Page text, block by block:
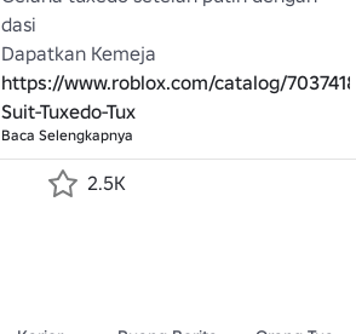
dasi
https://www.roblox.com/catalog/
Suit-Tuxedo-Tux
Baca Selengkapnya
2.5K